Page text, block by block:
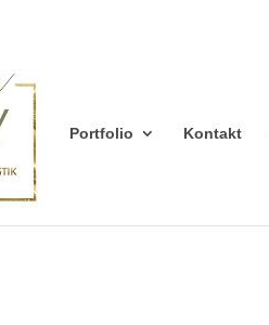
Portfolio Kontakt